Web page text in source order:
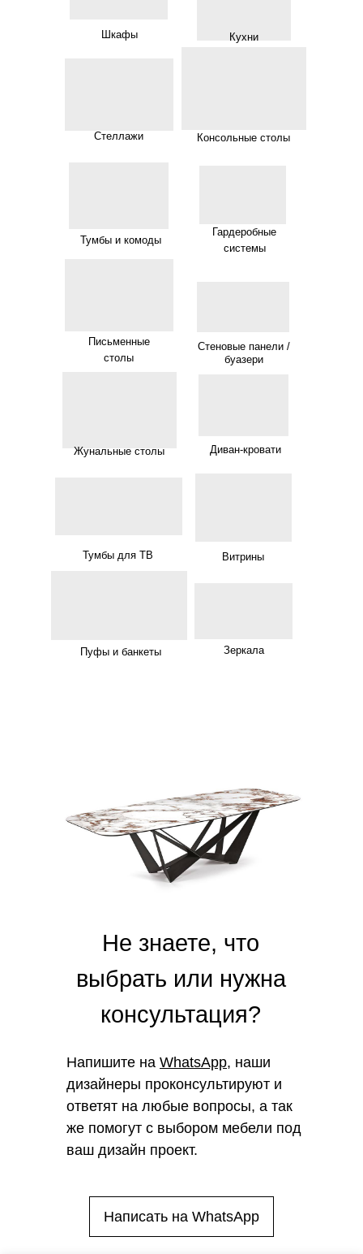
Стеллажи
Кухни
Тумбы и комоды
Консольные столы
Витрины
Диван-кровати
Тумбы для ТВ
Жунальные столы
Пуфы и банкеты Зеркала
Гардеробные
системы
Шкафы
Стеновые панели /
буазери
Письменные
столы
Напишите на WhatsApp, наши
дизайнеры проконсультируют и
ответят на любые вопросы, а так
же помогут с выбором мебели под
ваш дизайн проект.
Не знаете, что
выбрать или нужна
консультация?
Написать на WhatsApp